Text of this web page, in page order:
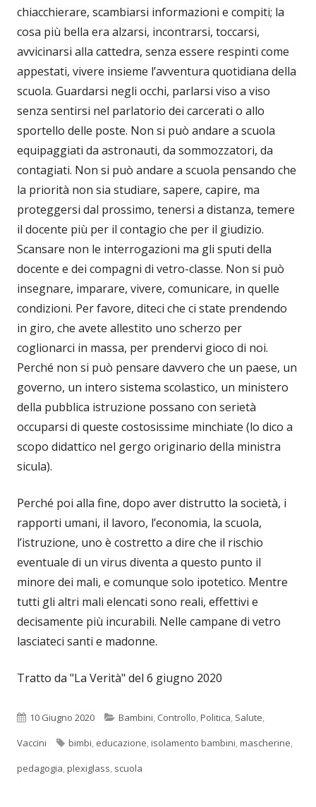
chiacchierare, scambiarsi informazioni e compiti; la
cosa più bella era alzarsi, incontrarsi, toccarsi,
avvicinarsi alla cattedra, senza essere respinti come
appestati, vivere insieme l’avventura quotidiana della
scuola. Guardarsi negli occhi, parlarsi viso a viso
senza sentirsi nel parlatorio dei carcerati o allo
sportello delle poste. Non si può andare a scuola
equipaggiati da astronauti, da sommozzatori, da
contagiati. Non si può andare a scuola pensando che
la priorità non sia studiare, sapere, capire, ma
proteggersi dal prossimo, tenersi a distanza, temere
il docente più per il contagio che per il giudizio.
Scansare non le interrogazioni ma gli sputi della
docente e dei compagni di vetro-classe. Non si può
insegnare, imparare, vivere, comunicare, in quelle
condizioni. Per favore, diteci che ci state prendendo
in giro, che avete allestito uno scherzo per
coglionarci in massa, per prendervi gioco di noi.
Perché non si può pensare davvero che un paese, un
governo, un intero sistema scolastico, un ministero
della pubblica istruzione possano con serietà
occuparsi di queste costosissime minchiate (lo dico a
scopo didattico nel gergo originario della ministra
sicula).
Perché poi alla fine, dopo aver distrutto la società, i
rapporti umani, il lavoro, l’economia, la scuola,
l’istruzione, uno è costretto a dire che il rischio
eventuale di un virus diventa a questo punto il
minore dei mali, e comunque solo ipotetico. Mentre
tutti gli altri mali elencati sono reali, effettivi e
decisamente più incurabili. Nelle campane di vetro
lasciateci santi e madonne.
Tratto da "La Verità" del 6 giugno 2020
Pubblicato
10 Giugno 2020 Categorie
Bambini, Controllo,Politica, Salute,
Vaccini
Tag
bimbi, educazione,isolamento bambini,mascherine,
pedagogia,plexiglass, scuola